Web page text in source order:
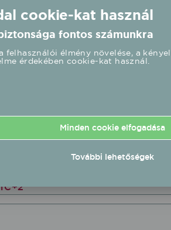
ennek kapcsán
is a rendezvény
cookie-kat használ
fontos számunkra
felhasználói élmény növelése, a
érdekében cookie-kat használ.
Minden cookie elfogadása
További lehetőségek